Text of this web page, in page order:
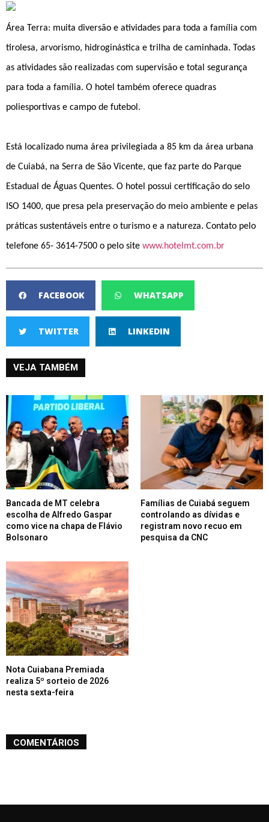
Área Terra: muita diversão e atividades para toda a família com
tirolesa, arvorismo, hidroginástica e trilha de caminhada. Todas
as atividades são realizadas com supervisão e total segurança
para toda a família. O hotel também oferece quadras
poliesportivas e campo de futebol.
Está localizado numa área privilegiada a 85 km da área urbana
de Cuiabá, na Serra de São Vicente, que faz parte do Parque
Estadual de Águas Quentes. O hotel possui certificação do selo
ISO 1400, que presa pela preservação do meio ambiente e pelas
práticas sustentáveis entre o turismo e a natureza. Contato pelo
telefone 65- 3614-7500 o pelo site www.hotelmt.com.br
FACEBOOK WHATSAPP
TWITTER LINKEDIN
VEJA TAMBÉM
Bancada de MT celebra
escolha de Alfredo Gaspar
como vice na chapa de Flávio
Bolsonaro
Famílias de Cuiabá seguem
controlando as dívidas e
registram novo recuo em
pesquisa da CNC
Nota Cuiabana Premiada
realiza 5º sorteio de 2026
nesta sexta-feira
COMENTÁRIOS